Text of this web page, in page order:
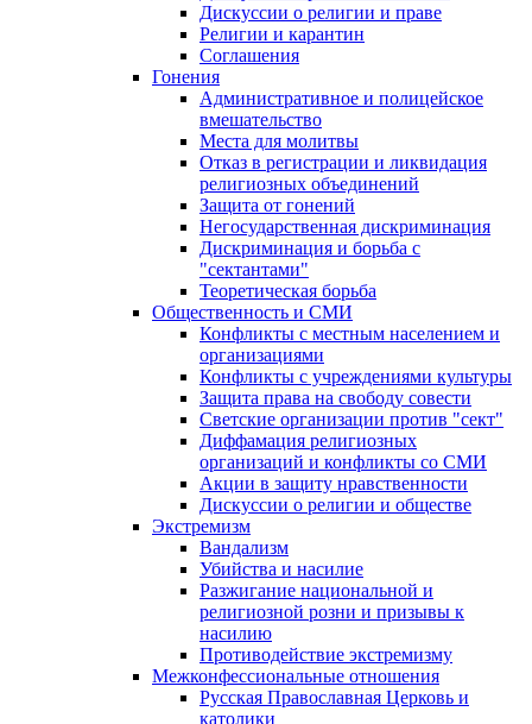
Дискуссии о религии и праве
Религии и карантин
Соглашения
Гонения
Административное и полицейское
вмешательство
Места для молитвы
Отказ в регистрации и ликвидация
религиозных объединений
Защита от гонений
Негосударственная дискриминация
Дискриминация и борьба с
"сектантами"
Теоретическая борьба
Общественность и СМИ
Конфликты с местным населением и
организациями
Конфликты с учреждениями культуры
Защита права на свободу совести
Светские организации против "сект"
Диффамация религиозных
организаций и конфликты со СМИ
Акции в защиту нравственности
Дискуссии о религии и обществе
Экстремизм
Вандализм
Убийства и насилие
Разжигание национальной и
религиозной розни и призывы к
насилию
Противодействие экстремизму
Межконфессиональные отношения
Русская Православная Церковь и
католики